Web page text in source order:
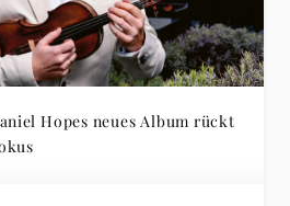
Hopes neues Album rückt